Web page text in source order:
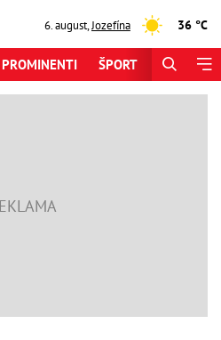
6. august,Jozefína 36 °C
PROMINENTI ŠPORT